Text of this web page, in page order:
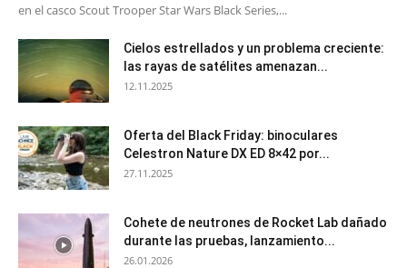
en el casco Scout Trooper Star Wars Black Series,...
Cielos estrellados y un problema creciente:
las rayas de satélites amenazan...
12.11.2025
Oferta del Black Friday: binoculares
Celestron Nature DX ED 8×42 por...
27.11.2025
Cohete de neutrones de Rocket Lab dañado
durante las pruebas, lanzamiento...
26.01.2026